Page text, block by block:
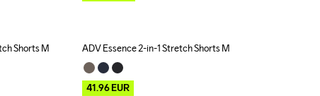
Shorts M Outlet
ADV Essence 2-in-1 Stretch Shorts M
41.96EUR